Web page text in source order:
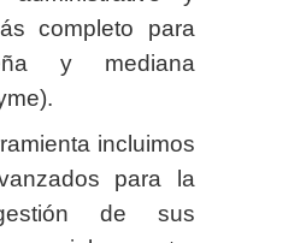
completo para
y mediana
incluimos
para la
de sus